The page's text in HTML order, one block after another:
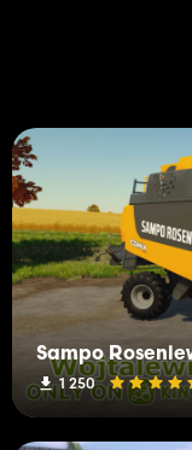
Sampo
1 250